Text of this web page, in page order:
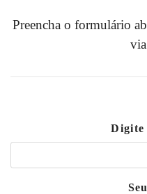
Preencha o formulário
Digite